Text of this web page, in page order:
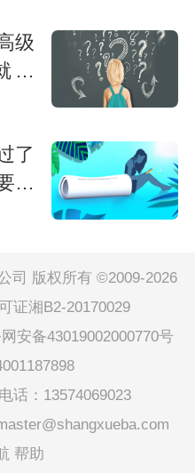
级
过
了
评
司 版权所有 ©2009-2026
证湘B2-20170029
安备43019002000770号
话：13574069023
帮助